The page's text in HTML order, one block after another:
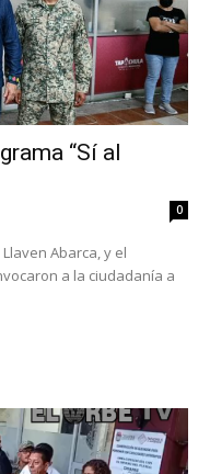
“Sí al
0
Abarca, y el
a la ciudadanía a